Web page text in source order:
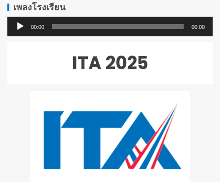
เพลงโรงเรียน
ตัว
00:00 00:00
ITA 2025